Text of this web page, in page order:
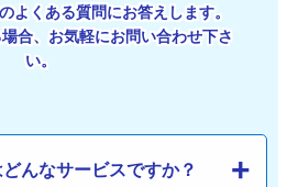
よくある質問にお答えします。
合、お気軽にお問い合わせ下さ
い。
んなサービスですか？